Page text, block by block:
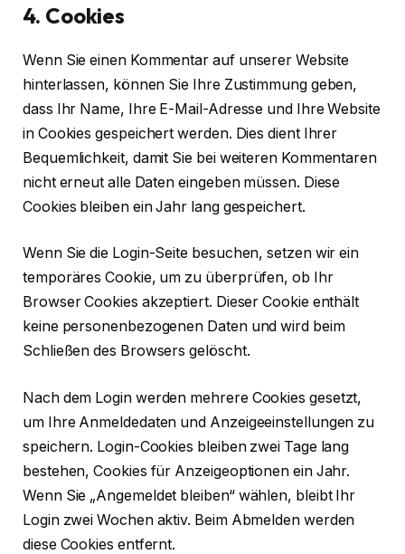
4. Cookies
Wenn Sie einen Kommentar auf unserer Website
hinterlassen, können Sie Ihre Zustimmung geben,
dass Ihr Name, Ihre E-Mail-Adresse und Ihre Website
in Cookies gespeichert werden. Dies dient Ihrer
Bequemlichkeit, damit Sie bei weiteren Kommentaren
nicht erneut alle Daten eingeben müssen. Diese
Cookies bleiben ein Jahr lang gespeichert.
Wenn Sie die Login-Seite besuchen, setzen wir ein
temporäres Cookie, um zu überprüfen, ob Ihr
Browser Cookies akzeptiert. Dieser Cookie enthält
keine personenbezogenen Daten und wird beim
Schließen des Browsers gelöscht.
Nach dem Login werden mehrere Cookies gesetzt,
um Ihre Anmeldedaten und Anzeigeeinstellungen zu
speichern. Login-Cookies bleiben zwei Tage lang
bestehen, Cookies für Anzeigeoptionen ein Jahr.
Wenn Sie „Angemeldet bleiben“ wählen, bleibt Ihr
Login zwei Wochen aktiv. Beim Abmelden werden
diese Cookies entfernt.